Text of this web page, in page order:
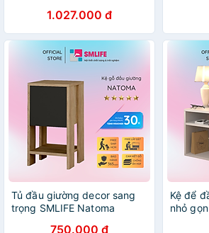
1.027.000 đ
Tủ đầu giường decor sang
trọng SMLIFE Natoma
750.000 đ
Kệ để
nhỏ